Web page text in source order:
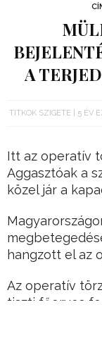
A
TITKOK SZIGETE 5 ÉV
Itt az operatív
Aggasztóak a
közel jár a
hangzott el az
Az operatív
tiszti főorvos